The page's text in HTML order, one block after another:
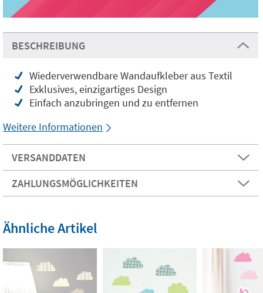
BESCHREIBUNG
Wiederverwendbare Wandaufkleber aus Textil
Exklusives, einzigartiges Design
Einfach anzubringen und zu entfernen
Weitere Informationen
VERSANDDATEN
ZAHLUNGSMÖGLICHKEITEN
Ähnliche Artikel